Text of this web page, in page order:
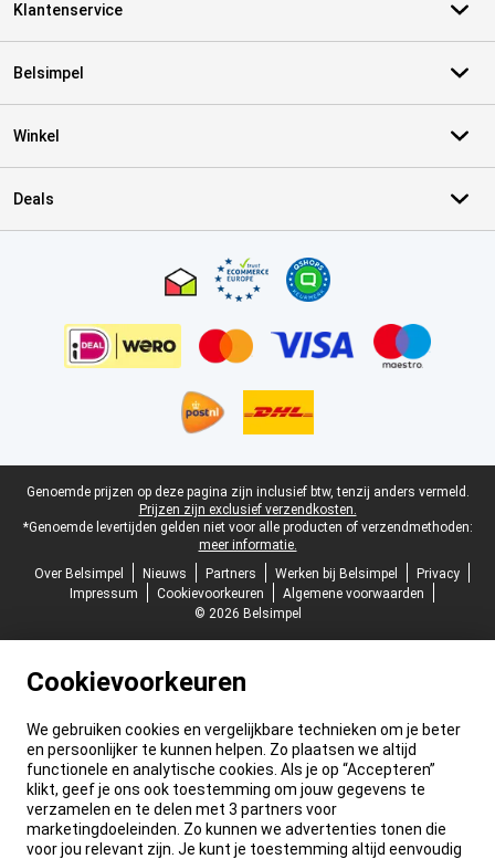
Klantenservice
Belsimpel
Winkel
Deals
Juridische voettekst
Genoemde prijzen op deze pagina zijn inclusief btw, tenzij anders vermeld.
Prijzen zijn exclusief verzendkosten.
*Genoemde levertijden gelden niet voor alle producten of verzendmethoden:
meer informatie.
Over Belsimpel
Nieuws Partners Werken bij Belsimpel
Privacy
Impressum
Cookievoorkeuren
Algemene voorwaarden
© 2026 Belsimpel
Cookievoorkeuren
We gebruiken cookies en vergelijkbare technieken om je beter
en persoonlijker te kunnen helpen. Zo plaatsen we altijd
functionele en analytische cookies. Als je op “Accepteren”
klikt, geef je ons ook toestemming om jouw gegevens te
verzamelen en te delen met 3 partners voor
marketingdoeleinden. Zo kunnen we advertenties tonen die
voor jou relevant zijn. Je kunt je toestemming altijd eenvoudig